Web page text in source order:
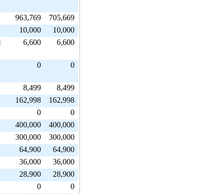
963,769
705,669
10,000
10,000
6,600 6,600
0 0
8,499
8,499
162,998
162,998
0
0
400,000
400,000
300,000
300,000
64,900
64,900
36,000
36,000
28,900
28,900
0
0